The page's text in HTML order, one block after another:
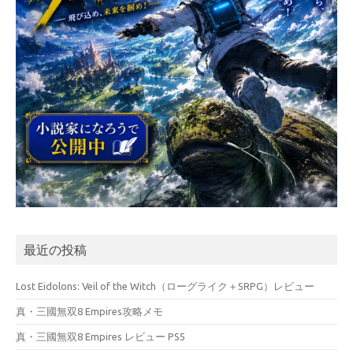
最近の投稿
Lost Eidolons: Veil of the Witch（ローグライク＋SRPG）レビュー
真・三國無双8 Empires攻略メモ
真・三國無双8 Empires レビュー PS5